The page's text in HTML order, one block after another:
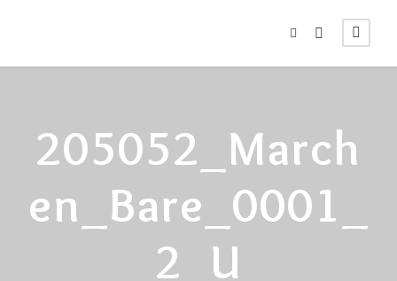
205052_March
En_Bare_0001_
2_U